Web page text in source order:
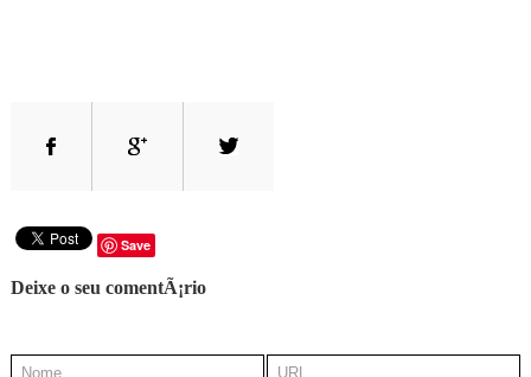
Save
Deixe o seu comentÃ¡rio